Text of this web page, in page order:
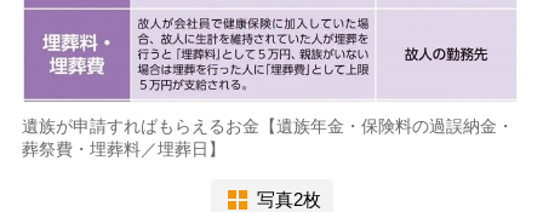
遺族が申請すればもらえるお金【遺族年金・保険料の過誤納金・
葬祭費・埋葬料／埋葬日】
写真2枚